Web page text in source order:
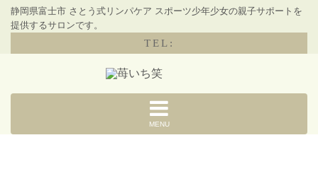
静岡県富士市 さとう式リンパケア スポーツ少年少女の親子サポートを
提供するサロンです。
TEL:
MENU